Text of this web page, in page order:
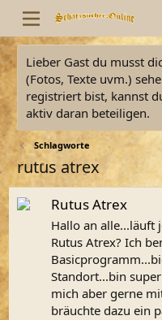
Lieber Gast du musst
(Fotos, Texte uvm.)
registriert bist, kannst
aktiv daran beteiligen.
Schlagworte
rutus atrex
Rutus Atrex
Hallo an alle...läuft
Rutus Atrex? Ich
Standort...bin
mich aber gerne
bräuchte dazu ein